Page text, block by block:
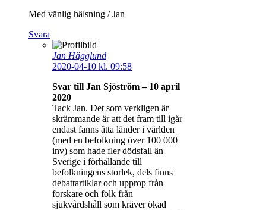
Med vänlig hälsning / Jan
Svara
Jan Hägglund
2020-04-10 kl. 09:58
Svar till Jan Sjöström – 10 april
2020
Tack Jan. Det som verkligen är
skrämmande är att det fram till igår
endast fanns åtta länder i världen
(med en befolkning över 100 000
inv) som hade fler dödsfall än
Sverige i förhållande till
befolkningens storlek, dels finns
debattartiklar och upprop från
forskare och folk från
sjukvårdshåll som kräver ökad